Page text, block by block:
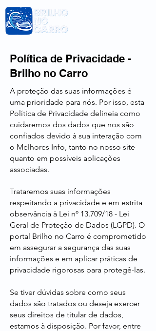
Política de Privacidade -
Brilho no Carro
A proteção das suas informações é
uma prioridade para nós. Por isso, esta
Política de Privacidade delineia como
cuidaremos dos dados que nos são
confiados devido à sua interação com
o Melhores Info, tanto no nosso site
quanto em possíveis aplicações
associadas.
Trataremos suas informações
respeitando a privacidade e em estrita
observância à Lei nº 13.709/18 - Lei
Geral de Proteção de Dados (LGPD). O
portal Brilho no Carro é comprometido
em assegurar a segurança das suas
informações e em aplicar práticas de
privacidade rigorosas para protegê-las.
Se tiver dúvidas sobre como seus
dados são tratados ou deseja exercer
seus direitos de titular de dados,
estamos à disposição. Por favor, entre